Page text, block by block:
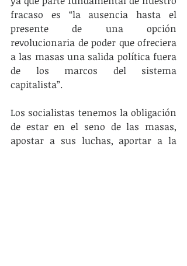
fracaso es “la ausencia hasta el
presente de una opción
revolucionaria de poder que ofreciera
a las masas una salida política fuera
de los marcos del sistema
capitalista”.
Los socialistas tenemos la obligación
de estar en el seno de las masas,
apostar a sus luchas, aportar a la